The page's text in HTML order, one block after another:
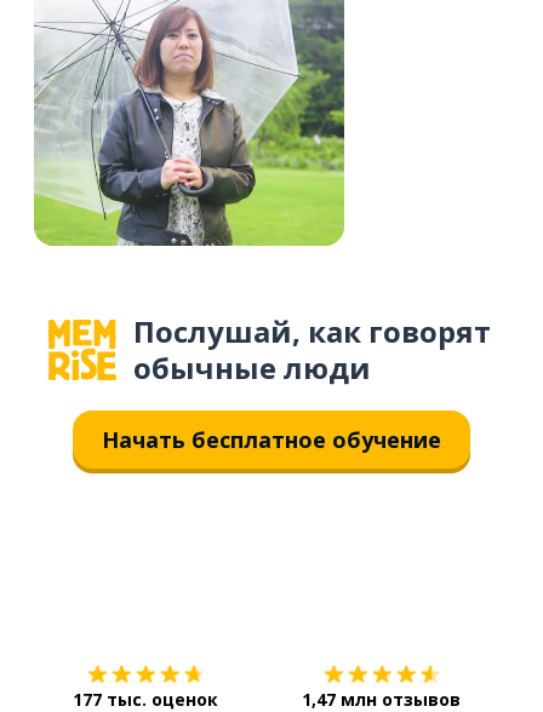
Послушай, как говорят
обычные люди
Начать бесплатное обучение
177 тыс. оценок 1,47 млн отзывов